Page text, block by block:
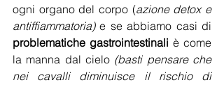
ogni organo del corpo (azione detox e
antiffiammatoria) e se abbiamo casi di
problematiche gastrointestinali è come
la manna dal cielo (basti pensare che
nei cavalli diminuisce il rischio di